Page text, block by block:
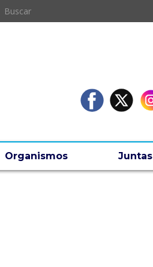
Organismos Juntas